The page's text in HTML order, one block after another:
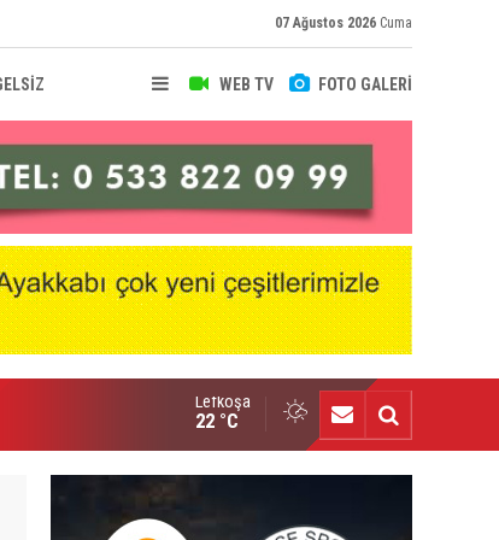
07 Ağustos 2026 Cuma
WEB TV FOTO GALERİ
Lefkoşa
22 °C